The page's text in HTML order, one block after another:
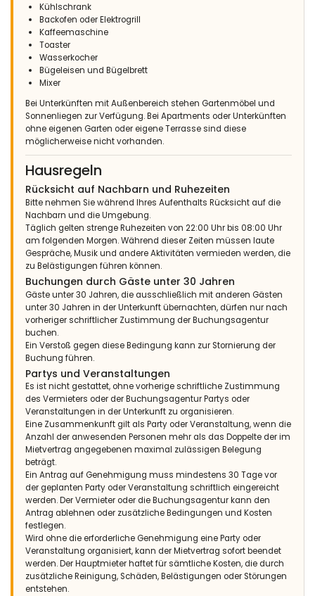
(Originaltext)
Casa muy cómoda, bien reformada y bonita. Cerca de la cala
Andrago. También hay supermercado cerca. La piscina es
fantástica y la zona de barbacoa muy bien montada. Hay
cosas mejorables como la calidad del agua, internet y
fumigación para mosquitos y otros insectos.
(Übersetzt von Google)
Sehr komfortables Haus, gut renoviert und schön. In der Nähe
der Andrago-Bucht. Es gibt auch einen Supermarkt in der Nähe.
Der Pool ist fantastisch und der Grillplatz ist sehr gut
eingerichtet. Es gibt Dinge, die verbessert werden können, wie
die Qualität des Wassers, des Internets und das Besprühen von
Mücken und anderen Insekten.
Kühlschrank
Backofen oder Elektrogrill
Kaffeemaschine
Toaster
Wasserkocher
Bügeleisen und Bügelbrett
Mixer
Bei Unterkünften mit Außenbereich stehen Gartenmöbel und
Sonnenliegen zur Verfügung. Bei Apartments oder Unterkünften
ohne eigenen Garten oder eigene Terrasse sind diese
möglicherweise nicht vorhanden.
Hausregeln
Rücksicht auf Nachbarn und Ruhezeiten
Bitte nehmen Sie während Ihres Aufenthalts Rücksicht auf die
Nachbarn und die Umgebung.
Täglich gelten strenge Ruhezeiten von 22:00 Uhr bis 08:00 Uhr
am folgenden Morgen. Während dieser Zeiten müssen laute
Gespräche, Musik und andere Aktivitäten vermieden werden, die
zu Belästigungen führen können.
Buchungen durch Gäste unter 30 Jahren
Gäste unter 30 Jahren, die ausschließlich mit anderen Gästen
unter 30 Jahren in der Unterkunft übernachten, dürfen nur nach
vorheriger schriftlicher Zustimmung der Buchungsagentur
buchen.
Ein Verstoß gegen diese Bedingung kann zur Stornierung der
Buchung führen.
Partys und Veranstaltungen
Es ist nicht gestattet, ohne vorherige schriftliche Zustimmung
des Vermieters oder der Buchungsagentur Partys oder
Veranstaltungen in der Unterkunft zu organisieren.
Eine Zusammenkunft gilt als Party oder Veranstaltung, wenn die
Anzahl der anwesenden Personen mehr als das Doppelte der im
Mietvertrag angegebenen maximal zulässigen Belegung
beträgt.
Ein Antrag auf Genehmigung muss mindestens 30 Tage vor
der geplanten Party oder Veranstaltung schriftlich eingereicht
werden. Der Vermieter oder die Buchungsagentur kann den
Antrag ablehnen oder zusätzliche Bedingungen und Kosten
festlegen.
Wird ohne die erforderliche Genehmigung eine Party oder
Veranstaltung organisiert, kann der Mietvertrag sofort beendet
werden. Der Hauptmieter haftet für sämtliche Kosten, die durch
zusätzliche Reinigung, Schäden, Belästigungen oder Störungen
entstehen.